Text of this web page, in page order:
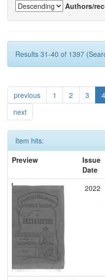
Authors/
Results 31-40 of 1397
previous 1 2 3 4
next
Item hits:
Preview
Issue
Date
2022